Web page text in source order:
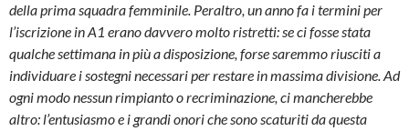
della prima squadra femminile. Peraltro, un anno fa i termini per
l’iscrizione in A1 erano davvero molto ristretti: se ci fosse stata
qualche settimana in più a disposizione, forse saremmo riusciti a
individuare i sostegni necessari per restare in massima divisione. Ad
ogni modo nessun rimpianto o recriminazione, ci mancherebbe
altro: l’entusiasmo e i grandi onori che sono scaturiti da questa